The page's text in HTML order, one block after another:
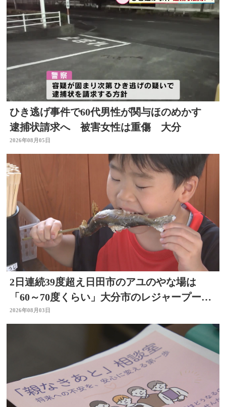
ひき逃げ事件で60代男性が関与ほのめかす
逮捕状請求へ 被害女性は重傷 大分
2026年08月05日
2日連続39度超え日田市のアユのやな場は
「60～70度くらい」大分市のレジャープール
も賑わう 大分
2026年08月03日